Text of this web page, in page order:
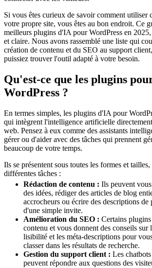
Si vous êtes curieux de savoir comment utiliser
votre propre site, vous êtes au bon endroit. Ce
meilleurs plugins d'IA pour WordPress en
et claire. Nous avons rassemblé une liste qui
création de contenu et du SEO au support
puissiez trouver l'outil adapté à votre besoin.
Qu'est-ce que les plugins
WordPress ?
En termes simples, les plugins d'IA pour
qui intègrent l'intelligence artificielle
web. Pensez à eux comme des assistants
gérer ou d'aider avec des tâches qui prennent
beaucoup de votre temps.
Ils se présentent sous toutes les formes et
différentes tâches :
Rédaction de contenu : Ils peuvent
des idées, rédiger des articles de blog
accrocheurs ou écrire des descriptions de
d'une simple invite.
Amélioration du SEO : Certains
contenu et vous donnent des conseils sur
lisibilité et les méta-descriptions pour
classer dans les résultats de recherche.
Gestion du support client : Les
peuvent répondre aux questions des